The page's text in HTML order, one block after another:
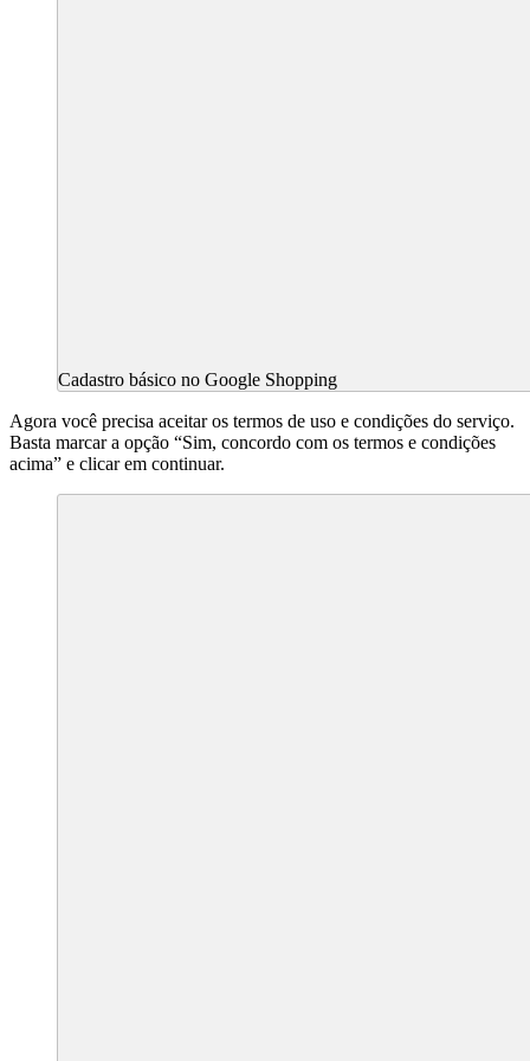
Cadastro básico no Google Shopping
Agora você precisa aceitar os termos de uso e condições do serviço.
Basta marcar a opção “Sim, concordo com os termos e condições
acima” e clicar em continuar.